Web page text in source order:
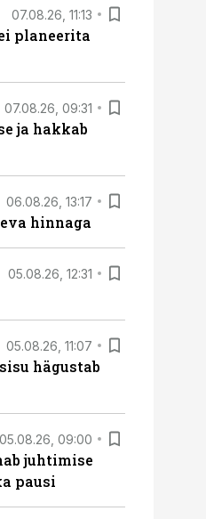
07.08.26, 11:13
planeerita
07.08.26, 09:31
ja hakkab
06.08.26, 13:17
hinnaga
05.08.26, 12:31
05.08.26, 11:07
hägustab
05.08.26, 09:00
juhtimise
pausi